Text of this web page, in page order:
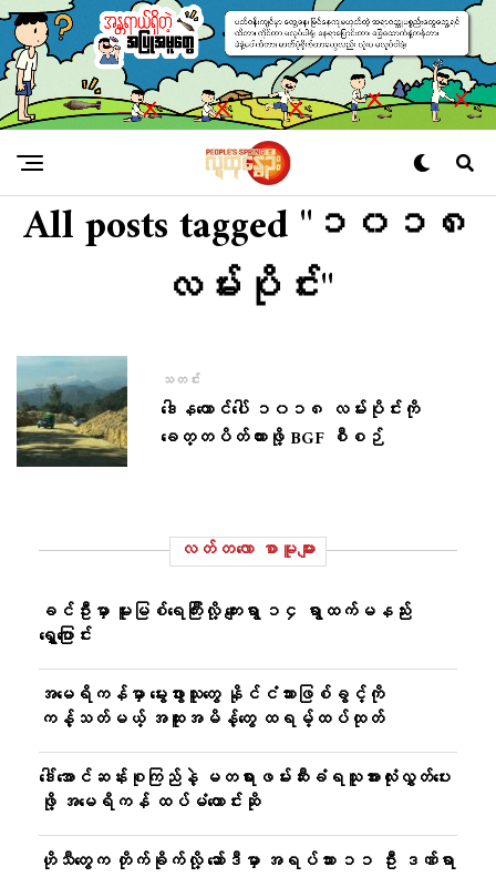
All posts tagged "၁၀၁၈
လမ်းပိုင်း"
သတင်း
ဒေါနတောင်ပေါ် ၁၀၁၈ လမ်းပိုင်းကို
ခေတ္တပိတ်ထားဖို့ BGF စီစဉ်
လတ်တ‌လော စာမူများ
ခင်ဦးမှာ မူးမြစ်ရေကြီးလို့ ကျေးရွာ ၁၄ ရွာထက်မနည်း
ရွှေ့ပြောင်း
အမေရိကန်မှာ မွေးဖွားသူတွေ နိုင်ငံသားဖြစ်ခွင့်ကို
ကန့်သတ်မယ့် အထူးအမိန့်တွေ ထရမ့်ထပ်ထုတ်
ဒေါ်အောင်ဆန်းစုကြည်နဲ့ မတရားဖမ်းဆီးခံရသူအားလုံးလွှတ်ပေး
ဖို့ အမေရိကန် ထပ်မံတောင်းဆို
ဟိုသီတွေက တိုက်ခိုက်လို့ ဆော်ဒီမှာ အရပ်သား ၁၁ ဦး ဒဏ်ရာ